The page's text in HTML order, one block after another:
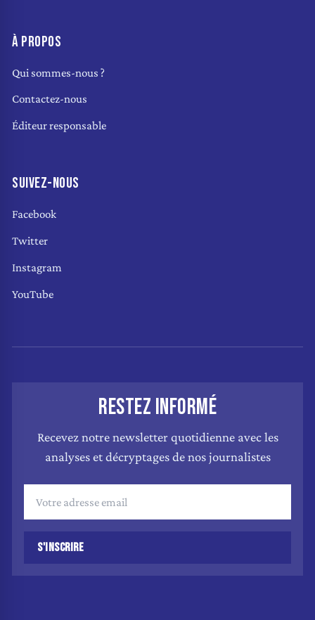
À PROPOS
Qui sommes-nous ?
Contactez-nous
Éditeur responsable
SUIVEZ-NOUS
Facebook
Twitter
Instagram
YouTube
RESTEZ INFORMÉ
Recevez notre newsletter quotidienne avec les
analyses et décryptages de nos journalistes
S'INSCRIRE